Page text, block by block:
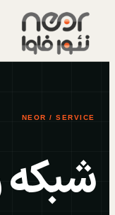
محتوا
NEOR / SERVICE
شبکه